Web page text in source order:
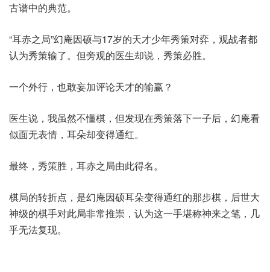
古谱中的典范。
“耳赤之局”幻庵因硕与17岁的天才少年秀策对弈，观战者都
认为秀策输了。但旁观的医生却说，秀策必胜。
一个外行，也敢妄加评论天才的输赢？
医生说，我虽然不懂棋，但发现在秀策落下一子后，幻庵看
似面无表情，耳朵却变得通红。
最终，秀策胜，耳赤之局由此得名。
棋局的转折点，是幻庵因硕耳朵变得通红的那步棋，后世大
神级的棋手对此局非常推崇，认为这一手堪称神来之笔，几
乎无法复现。